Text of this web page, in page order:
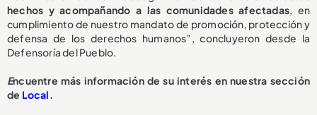
hechos y acompañando a las comunidades afectadas, en
cumplimiento de nuestro mandato de promoción, protección y
defensa de los derechos humanos”, concluyeron desde la
Defensoría del Pueblo.
Encuentre más información de su interés en nuestra sección
de Local.